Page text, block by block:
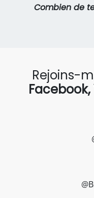
Combien de
Rejoins-